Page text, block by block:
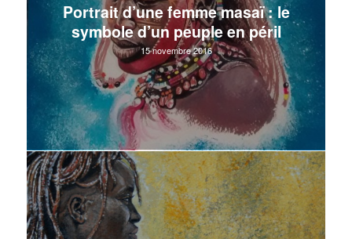
Portrait d’une femme masaï : le
symbole d’un peuple en péril
15 novembre 2016